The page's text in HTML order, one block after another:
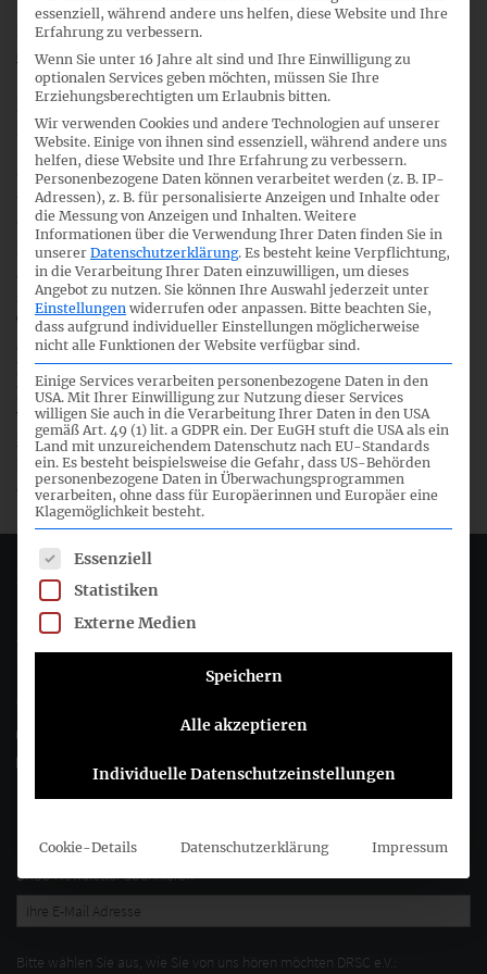
Task Force on Climate-related Financial Disclosures (im
Folgenden TCFD), ihreEmpfehlungen veröffentlicht und
eine Konsultationdazu gestartet.
Das DRSC hat an dieser Konsultation in Form eines Online-
Fragebogens teilgenommen und flankierend dazu dem
Financial Stability Board seine schriftliche Stellungnahme
übermittelt. Im Grundsatz erkennt das DRSC an, dass sich
Unternehmen mit den Wechselwirkungen zwischen
unternehmerischem Handeln auf der einen Seite und den
Klimaveränderungen bzw. den Gegenmaßnahmen auf der
anderen Seite auseinander setzen müssen. Allerdings
stehen die vorgeschlagenen Angaben, die nach Ansicht der
TCFD sämtlich innerhalb der Finanzberichterstattung
anzusiedeln sind, aufgrund ihrer Menge und Komplexität in
keinem ausgewogenen Kosten-Nutzen-Verhältnis. Darüber
hinaus ist zu bezweifeln, ob durch Transparenzvorgaben
Verhaltensänderungen bei Unternehmen und anderen
Marktteilnehmern herbeigeführt werden können. Weitere
Kritikpunkte des DRSC können derStellungnahme
entnommen werden.
Deutsches Rechnungslegungs Standards Committee e.V.
Joachimsthaler Str. 34
10719 Berlin
+49 (0)30 20 64 12 - 15
info@drsc.de
DRSC-Newsletter abonnieren
Bitte wählen Sie aus, wie Sie von uns hören möchten DRSC e.V.:
essenziell, während andere uns helfen, diese Website und Ihre
Erfahrung zu verbessern.
Wenn Sie unter 16 Jahre alt sind und Ihre Einwilligung zu
optionalen Services geben möchten, müssen Sie Ihre
Erziehungsberechtigten um Erlaubnis bitten.
Wir verwenden Cookies und andere Technologien auf unserer
Website. Einige von ihnen sind essenziell, während andere uns
helfen, diese Website und Ihre Erfahrung zu verbessern.
Personenbezogene Daten können verarbeitet werden (z. B. IP-
Adressen), z. B. für personalisierte Anzeigen und Inhalte oder
die Messung von Anzeigen und Inhalten. Weitere
Informationen über die Verwendung Ihrer Daten finden Sie in
unserer Datenschutzerklärung. Es besteht keine Verpflichtung,
in die Verarbeitung Ihrer Daten einzuwilligen, um dieses
Angebot zu nutzen. Sie können Ihre Auswahl jederzeit unter
Einstellungen widerrufen oder anpassen. Bitte beachten Sie,
dass aufgrund individueller Einstellungen möglicherweise
nicht alle Funktionen der Website verfügbar sind.
Einige Services verarbeiten personenbezogene Daten in den
USA. Mit Ihrer Einwilligung zur Nutzung dieser Services
willigen Sie auch in die Verarbeitung Ihrer Daten in den USA
gemäß Art. 49 (1) lit. a GDPR ein. Der EuGH stuft die USA als ein
Land mit unzureichendem Datenschutz nach EU-Standards
ein. Es besteht beispielsweise die Gefahr, dass US-Behörden
personenbezogene Daten in Überwachungsprogrammen
verarbeiten, ohne dass für Europäerinnen und Europäer eine
Klagemöglichkeit besteht.
Es folgt eine Liste der Service-Gruppen, für die eine
Essenziell
Statistiken
Externe Medien
Speichern
Alle akzeptieren
Individuelle Datenschutzeinstellungen
Cookie-Details Datenschutzerklärung Impressum